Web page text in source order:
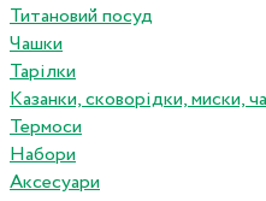
Титановий посуд
Чашки
Тарілки
Казанки, сковорідки, миски,
Термоси
Набори
Аксесуари